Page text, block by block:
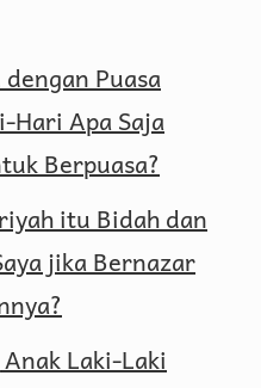
Puasa
Hari Apa Saja
Berpuasa?
itu Bidah dan
jika Bernazar
Laki-Laki